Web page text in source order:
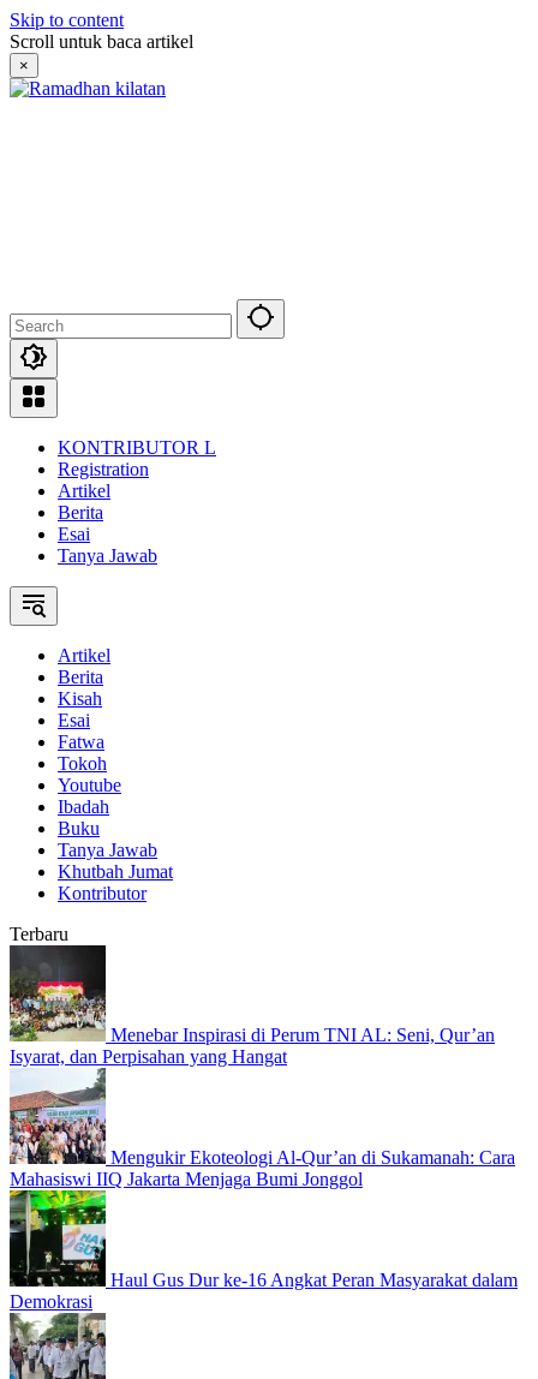
Skip to content
Scroll untuk baca artikel
×
KONTRIBUTOR L
Registration
Artikel
Berita
Esai
Tanya Jawab
Artikel
Berita
Kisah
Esai
Fatwa
Tokoh
Youtube
Ibadah
Buku
Tanya Jawab
Khutbah Jumat
Kontributor
Terbaru
Menebar Inspirasi di Perum TNI AL: Seni, Qur’an
Isyarat, dan Perpisahan yang Hangat
Mengukir Ekoteologi Al-Qur’an di Sukamanah: Cara
Mahasiswi IIQ Jakarta Menjaga Bumi Jonggol
Haul Gus Dur ke-16 Angkat Peran Masyarakat dalam
Demokrasi